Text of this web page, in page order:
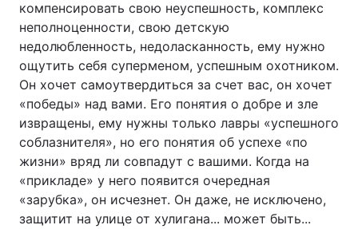
компенсировать свою неуспешность, комплекс
неполноценности, свою детскую
недолюбленность, недоласканность, ему нужно
ощутить себя суперменом, успешным охотником.
Он хочет самоутвердиться за счет вас, он хочет
«победы» над вами. Его понятия о добре и зле
извращены, ему нужны только лавры «успешного
соблазнителя», но его понятия об успехе «по
жизни» вряд ли совпадут с вашими. Когда на
«прикладе» у него появится очередная
«зарубка», он исчезнет. Он даже, не исключено,
защитит на улице от хулигана... может быть...